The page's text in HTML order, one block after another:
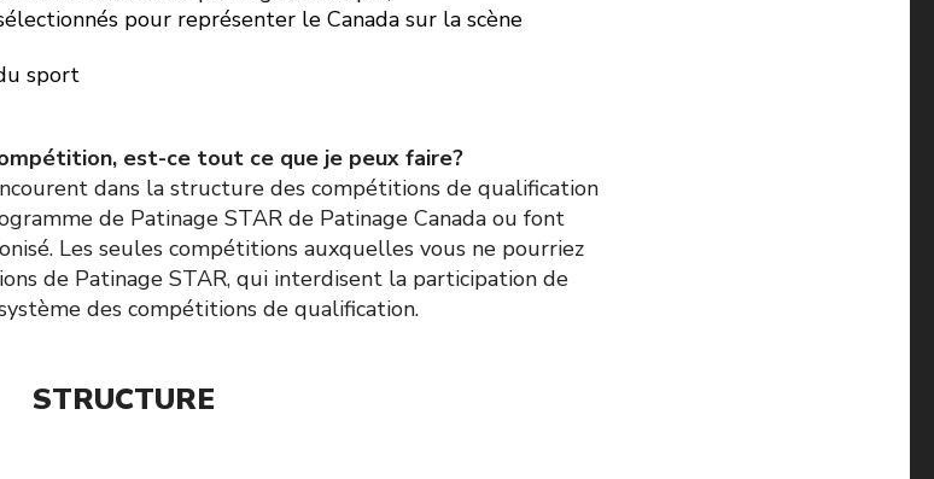
pour représenter le Canada sur la scène
sport
est-ce tout ce que je peux faire?
dans la structure des compétitions de qualification
de Patinage STAR de Patinage Canada ou font
Les seules compétitions auxquelles vous ne pourriez
de Patinage STAR, qui interdisent la participation de
des compétitions de qualification.
STRUCTURE